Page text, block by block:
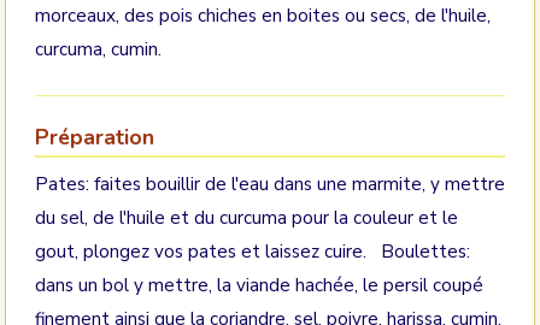
morceaux, des pois chiches en boites ou secs, de l'huile,
curcuma, cumin.
Préparation
Pates: faites bouillir de l'eau dans une marmite, y mettre
du sel, de l'huile et du curcuma pour la couleur et le
gout, plongez vos pates et laissez cuire. Boulettes:
dans un bol y mettre, la viande hachée, le persil coupé
finement ainsi que la coriandre, sel, poivre, harissa, cumin,